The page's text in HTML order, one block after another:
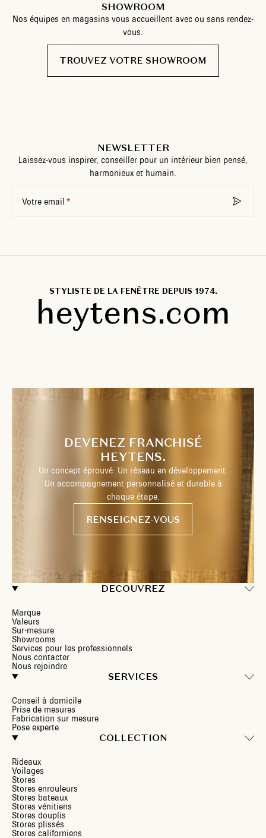
SHOWROOM
Nos équipes en magasins vous accueillent avec ou sans rendez-
vous.
TROUVEZ VOTRE SHOWROOM
NEWSLETTER
Laissez-vous inspirer, conseiller pour un intérieur bien pensé,
harmonieux et humain.
Votre email
STYLISTE DE LA FENÊTRE DEPUIS 1974.
heytens.com
DECOUVREZ
Marque
Valeurs
Sur-mesure
Showrooms
Services pour les professionnels
Nous contacter
Nous rejoindre
SERVICES
Conseil à domicile
Prise de mesures
Fabrication sur mesure
Pose experte
COLLECTION
Rideaux
Voilages
Stores
Stores enrouleurs
Stores bateaux
Stores vénitiens
Stores douplis
Stores plissés
Stores californiens
DEVENEZ FRANCHISÉ
HEYTENS.
Un concept éprouvé. Un réseau en développement.
Un accompagnement personnalisé et durable à
chaque étape.
RENSEIGNEZ-VOUS